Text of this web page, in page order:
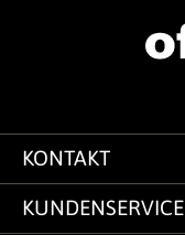
KONTAKT
KUNDENSERVICE